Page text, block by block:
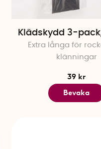
Klädskydd 3-
Extra långa för
klänningar
39 kr
Bevaka